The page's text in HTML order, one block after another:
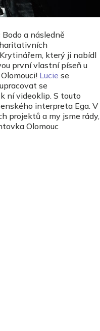
a následně
který ji nabídl
první vlastní píseň u
Lucie se
se
ní videoklip. S touto
interpreta Ega. V
projektů a my jsme rády,
Olomouc